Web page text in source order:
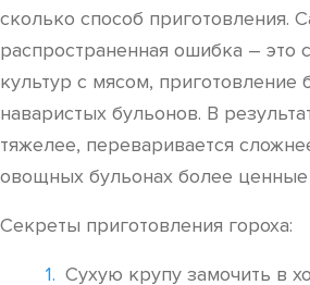
сколько способ приготовления.
распространенная ошибка – это
культур с мясом, приготовление
наваристых бульонов. В
тяжелее, переваривается
овощных бульонах более ценные
Секреты приготовления гороха:
Сухую крупу замочить в